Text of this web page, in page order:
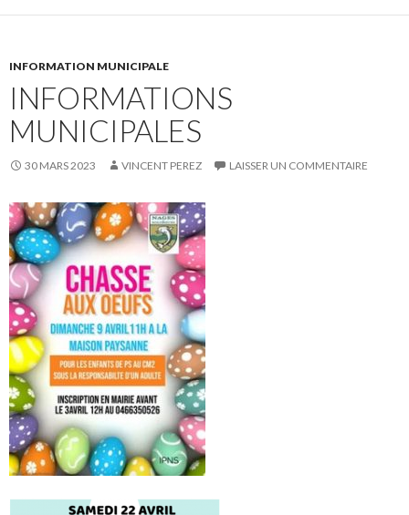
INFORMATION MUNICIPALE
INFORMATIONS
MUNICIPALES
30 MARS 2023 VINCENT PEREZ LAISSER UN COMMENTAIRE